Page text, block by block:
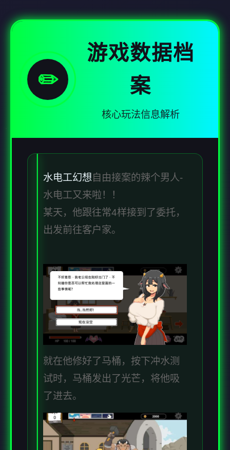
✏️
游戏数据档
案
核心玩法信息解析
水电工幻想 自由接案的辣个男人-
水电工又来啦！！
某天，他跟往常4样接到了委托，
出发前往客户家。
就在他修好了马桶，按下冲水测
试时，马桶发出了光芒，将他吸
了进去。